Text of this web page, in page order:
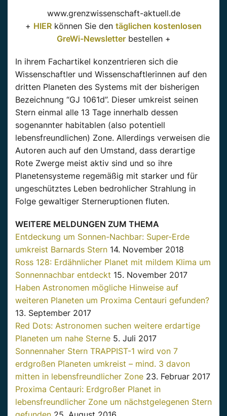
www.grenzwissenschaft-aktuell.de
+ HIER können Sie den täglichen kostenlosen
GreWi-Newsletterbestellen +
In ihrem Fachartikel konzentrieren sich die
Wissenschaftler und Wissenschaftlerinnen auf den
dritten Planeten des Systems mit der bisherigen
Bezeichnung “GJ 1061d”. Dieser umkreist seinen
Stern einmal alle 13 Tage innerhalb dessen
sogenannter habitablen (also potentiell
lebensfreundlichen) Zone. Allerdings verweisen die
Autoren auch auf den Umstand, dass derartige
Rote Zwerge meist aktiv sind und so ihre
Planetensysteme regemäßig mit starker und für
ungeschütztes Leben bedrohlicher Strahlung in
Folge gewaltiger Sterneruptionen fluten.
WEITERE MELDUNGEN ZUM THEMA
Entdeckung um Sonnen-Nachbar: Super-Erde
umkreist Barnards Stern 14. November 2018
Ross 128: Erdähnlicher Planet mit mildem Klima um
Sonnennachbar entdeckt 15. November 2017
Haben Astronomen mögliche Hinweise auf
weiteren Planeten um Proxima Centauri gefunden?
13. September 2017
Red Dots: Astronomen suchen weitere erdartige
Planeten um nahe Sterne 5. Juli 2017
Sonnennaher Stern TRAPPIST-1 wird von 7
erdgroßen Planeten umkreist – mind. 3 davon
mitten in lebensfreundlicher Zone 23. Februar 2017
Proxima Centauri: Erdgroßer Planet in
lebensfreundlicher Zone um nächstgelegenen Stern